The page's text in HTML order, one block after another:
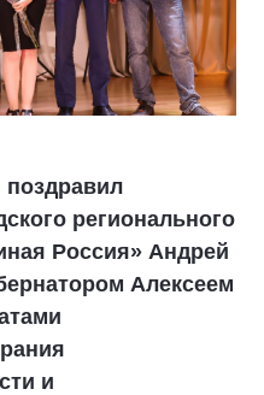
поздравил
регионального
Россия» Андрей
Алексеем
и